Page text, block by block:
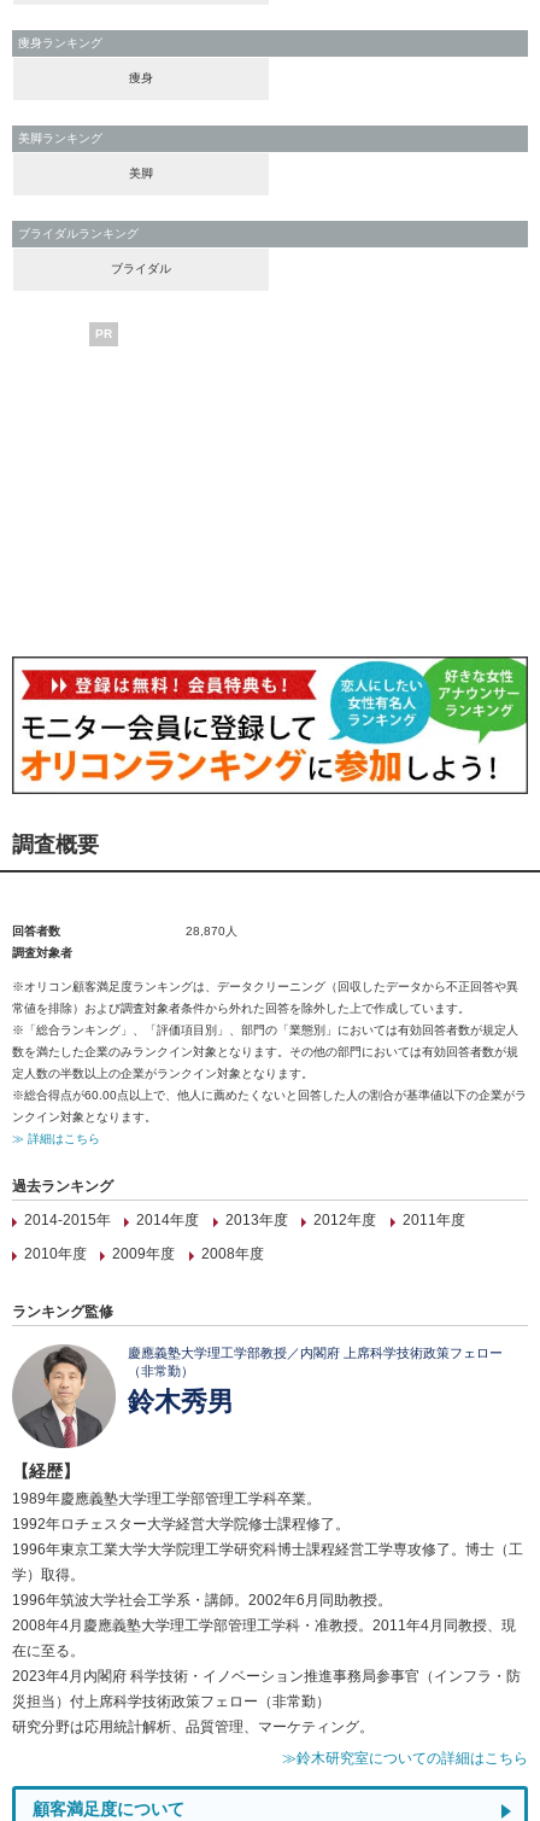
痩身ランキング
痩身
美脚ランキング
美脚
ブライダルランキング
ブライダル
PR
調査概要
回答者数
28,870人
調査対象者
※オリコン顧客満足度ランキングは、データクリーニング（回収したデータから不正回答や異
常値を排除）および調査対象者条件から外れた回答を除外した上で作成しています。
※「総合ランキング」、「評価項目別」、部門の「業態別」においては有効回答者数が規定人
数を満たした企業のみランクイン対象となります。その他の部門においては有効回答者数が規
定人数の半数以上の企業がランクイン対象となります。
※総合得点が60.00点以上で、他人に薦めたくないと回答した人の割合が基準値以下の企業がラ
ンクイン対象となります。
≫ 詳細はこちら
過去ランキング
2014-2015年
2014年度 2013年度 2012年度
2011年度
2010年度
2009年度 2008年度
ランキング監修
慶應義塾大学理工学部教授／内閣府 上席科学技術政策フェロー
（非常勤）
鈴木秀男
【経歴】
1989年慶應義塾大学理工学部管理工学科卒業。
1992年ロチェスター大学経営大学院修士課程修了。
1996年東京工業大学大学院理工学研究科博士課程経営工学専攻修了。博士（工
学）取得。
1996年筑波大学社会工学系・講師。2002年6月同助教授。
2008年4月慶應義塾大学理工学部管理工学科・准教授。2011年4月同教授、現
在に至る。
2023年4月内閣府 科学技術・イノベーション推進事務局参事官（インフラ・防
災担当）付上席科学技術政策フェロー（非常勤）
研究分野は応用統計解析、品質管理、マーケティング。
≫鈴木研究室についての詳細はこちら
顧客満足度について